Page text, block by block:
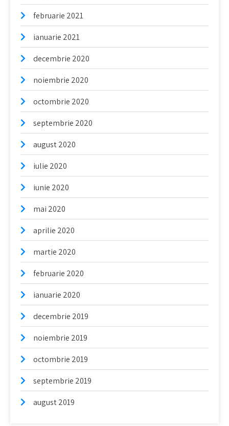
februarie 2021
ianuarie 2021
decembrie 2020
noiembrie 2020
octombrie 2020
septembrie 2020
august 2020
iulie 2020
iunie 2020
mai 2020
aprilie 2020
martie 2020
februarie 2020
ianuarie 2020
decembrie 2019
noiembrie 2019
octombrie 2019
septembrie 2019
august 2019